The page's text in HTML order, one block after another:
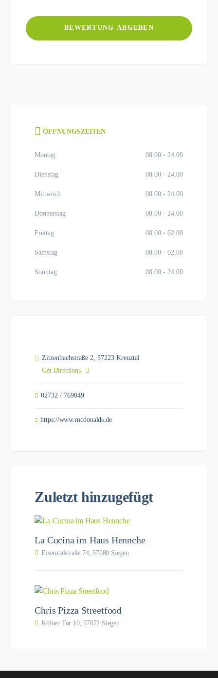
ÖFFNUNGSZEITEN
Montag 08.00 - 24.00
Dienstag 08.00 - 24.00
Mittwoch 08.00 - 24.00
Donnerstag 08.00 - 24.00
Freitag 08.00 - 02.00
Samstag 08.00 - 02.00
Sonntag 08.00 - 24.00
Zitzenbachstraße 2, 57223 Kreuztal
Get Directions
02732 / 769049
https://www.mcdonalds.de
Zuletzt hinzugefügt
La Cucina im Haus Hennche
Eiserntalstraße 74, 57080 Siegen
Chris Pizza Streetfood
Kölner Tor 10, 57072 Siegen